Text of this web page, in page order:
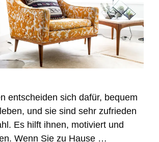
entscheiden sich dafür, bequem
und sie sind sehr zufrieden
Es hilft ihnen, motiviert und
Wenn Sie zu Hause …